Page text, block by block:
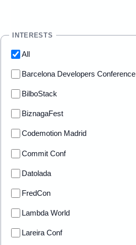
INTERESTS
All
Barcelona Developers Conference
BilboStack
BiznagaFest
Codemotion Madrid
Commit Conf
Datolada
FredCon
Lambda World
Lareira Conf